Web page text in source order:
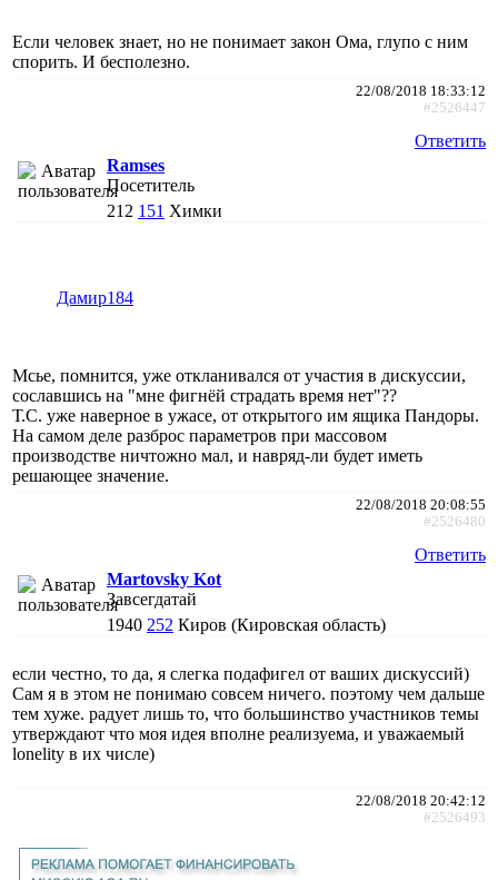
Если человек знает, но не понимает закон Ома, глупо с ним
спорить. И бесполезно.
22/08/2018 18:33:12
#2526447
Ответить
Ramses
Посетитель
212 151 Химки
Дамир184
Мсье, помнится, уже откланивался от участия в дискуссии,
сославшись на "мне фигнёй страдать время нет"??
Т.С. уже наверное в ужасе, от открытого им ящика Пандоры.
На самом деле разброс параметров при массовом
производстве ничтожно мал, и навряд-ли будет иметь
решающее значение.
22/08/2018 20:08:55
#2526480
Ответить
Martovsky Kot
Завсегдатай
1940 252 Киров (Кировская область)
если честно, то да, я слегка подафигел от ваших дискуссий)
Сам я в этом не понимаю совсем ничего. поэтому чем дальше
тем хуже. радует лишь то, что большинство участников темы
утверждают что моя идея вполне реализуема, и уважаемый
lonelity в их числе)
22/08/2018 20:42:12
#2526493